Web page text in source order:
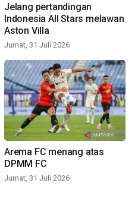
Jelang pertandingan
Indonesia All Stars melawan
Aston Villa
Jumat, 31 Juli 2026
Arema FC menang atas
DPMM FC
Jumat, 31 Juli 2026